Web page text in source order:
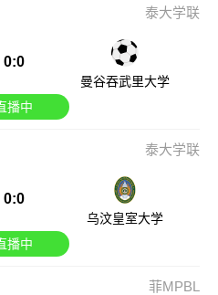
泰大学联
0:0
曼谷吞武里大学
播中
泰大学联
0:0
乌汶皇室大学
播中
菲MPBL